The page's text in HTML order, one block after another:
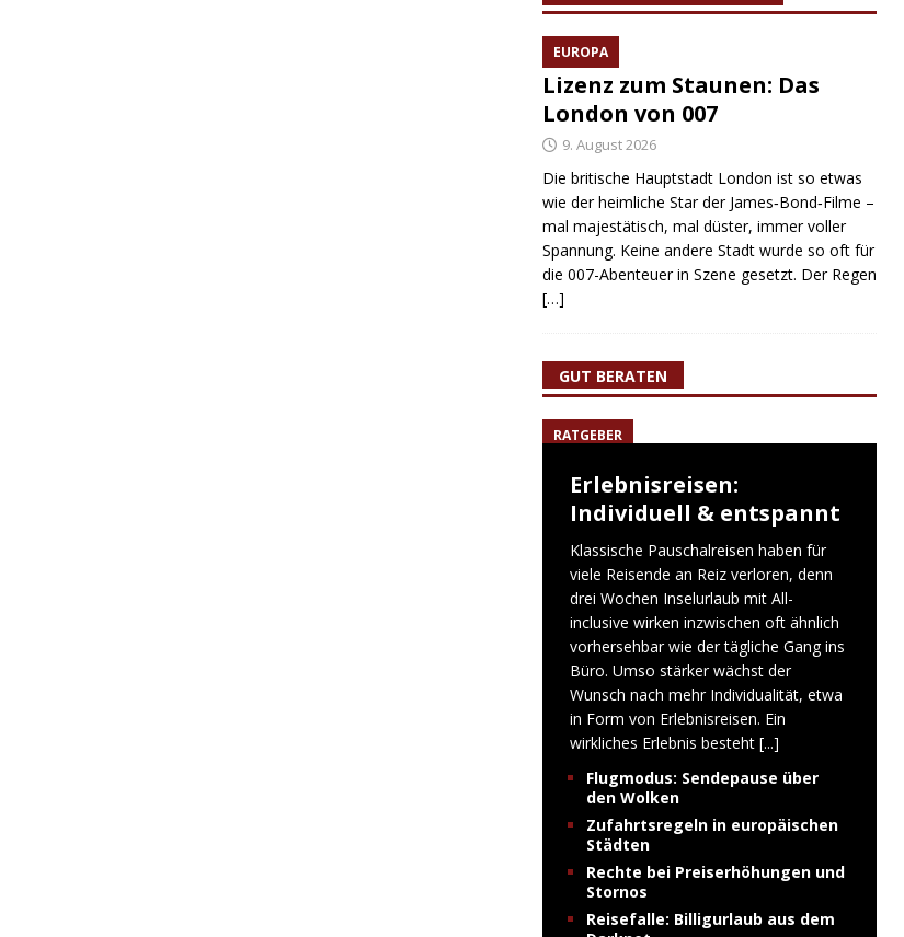
EUROPA
Lizenz zum Staunen: Das
London von 007
9. August 2026
Die britische Hauptstadt London ist so etwas
wie der heimliche Star der James‑Bond‑Filme –
mal majestätisch, mal düster, immer voller
Spannung. Keine andere Stadt wurde so oft für
die 007-Abenteuer in Szene gesetzt. Der Regen
[…]
GUT BERATEN
RATGEBER
Erlebnisreisen:
Individuell & entspannt
Klassische Pauschalreisen haben für
viele Reisende an Reiz verloren, denn
drei Wochen Inselurlaub mit All-
inclusive wirken inzwischen oft ähnlich
vorhersehbar wie der tägliche Gang ins
Büro. Umso stärker wächst der
Wunsch nach mehr Individualität, etwa
in Form von Erlebnisreisen. Ein
wirkliches Erlebnis besteht [...]
Flugmodus: Sendepause über
den Wolken
Zufahrtsregeln in europäischen
Städten
Rechte bei Preiserhöhungen und
Stornos
Reisefalle: Billigurlaub aus dem